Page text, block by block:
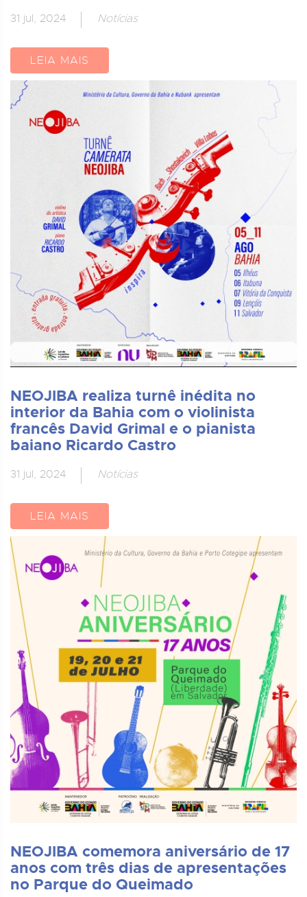
31 jul, 2024 Notícias
LEIA MAIS
NEOJIBA realiza turnê inédita no
interior da Bahia com o violinista
francês David Grimal e o pianista
baiano Ricardo Castro
31 jul, 2024 Notícias
LEIA MAIS
NEOJIBA comemora aniversário de 17
anos com três dias de apresentações
no Parque do Queimado